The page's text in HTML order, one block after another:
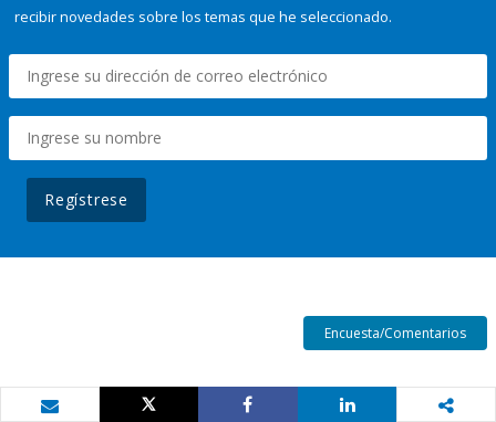
recibir novedades sobre los temas que he seleccionado.
Regístrese
Encuesta/Comentarios